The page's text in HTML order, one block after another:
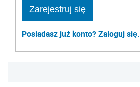
Zarejestruj się
Posiadasz już konto? Zaloguj się.